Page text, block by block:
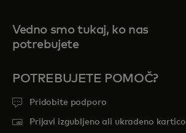
Vedno smo tukaj, ko nas
potrebujete
POTREBUJETE POMOČ?
Pridobite podporo
Prijavi izgubljeno ali ukradeno kartico